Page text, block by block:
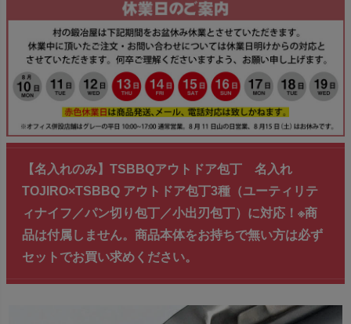
【名入れのみ】TSBBQアウトドア包丁 名入れ
TOJIRO×TSBBQ アウトドア包丁3種（ユーティリテ
ィナイフ／パン切り包丁／小出刃包丁）に対応！※商
品は付属しません。商品本体をお持ちで無い方は必ず
セットでお買い求めください。